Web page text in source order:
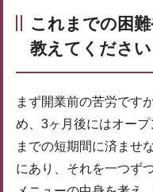
これまでの困
教えてください
まず開業前の苦労です
め、3ヶ月後にはオー
までの短期間に済ませ
にあり、それを一つず